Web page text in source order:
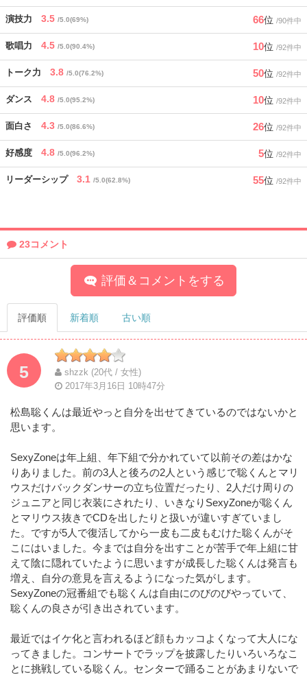
演技力 3.5 /5.0(69%) 66位 /90件中
歌唱力 4.5 /5.0(90.4%) 10位 /92件中
トーク力 3.8 /5.0(76.2%) 50位 /92件中
ダンス 4.8 /5.0(95.2%) 10位 /92件中
面白さ 4.3 /5.0(86.6%) 26位 /92件中
好感度 4.8 /5.0(96.2%) 5位 /92件中
リーダーシップ 3.1 /5.0(62.8%) 55位 /92件中
23コメント
評価＆コメントをする
評価順 新着順 古い順
5
shzzk (20代 / 女性)
2017年3月16日 10時47分
松島聡くんは最近やっと自分を出せてきているのではないかと
思います。
SexyZoneは年上組、年下組で分かれていて以前その差はかな
りありました。前の3人と後ろの2人という感じで聡くんとマリ
ウスだけバックダンサーの立ち位置だったり、2人だけ周りの
ジュニアと同じ衣装にされたり、いきなりSexyZoneが聡くん
とマリウス抜きでCDを出したりと扱いが違いすぎていまし
た。ですが5人で復活してから一皮も二皮もむけた聡くんがそ
こにはいました。今までは自分を出すことが苦手で年上組に甘
えて陰に隠れていたように思いますが成長した聡くんは発言も
増え、自分の意見を言えるようになった気がします。
SexyZoneの冠番組でも聡くんは自由にのびのびやっていて、
聡くんの良さが引き出されています。
最近ではイケ化と言われるほど顔もカッコよくなって大人にな
ってきました。コンサートでラップを披露したりいろいろなこ
とに挑戦している聡くん。センターで踊ることがあまりないで